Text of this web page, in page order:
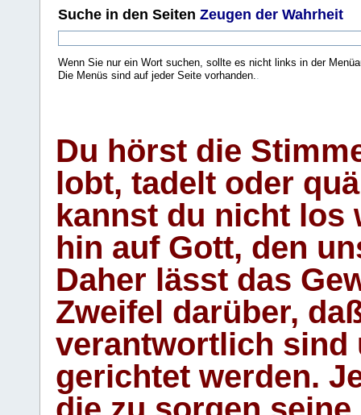
Suche in den Seiten Zeugen der Wahrheit
Wenn Sie nur ein Wort suchen, sollte es nicht links in der
Die Menüs sind auf jeder Seite vorhanden..
Du hörst die
lobt, tadelt oder
kannst du nicht los
hin auf Gott, den
Daher lässt das
Zweifel darüber,
verantwortlich sind
gerichtet werden.